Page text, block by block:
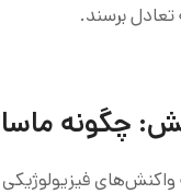
برسند.
چگونه
واکنش‌های